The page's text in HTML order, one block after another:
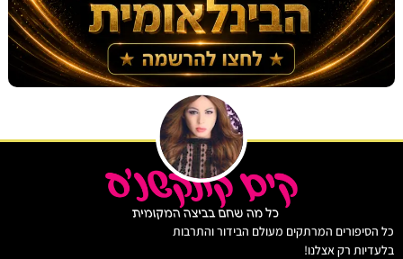
המרתקים מעולם הבידור והתרבות
רק אצלנו!